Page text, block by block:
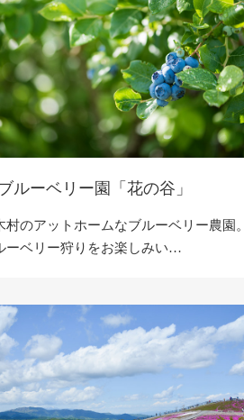
ルーベリー園「花の谷」
村のアットホームなブルーベリー農園。
ーベリー狩りをお楽しみい…